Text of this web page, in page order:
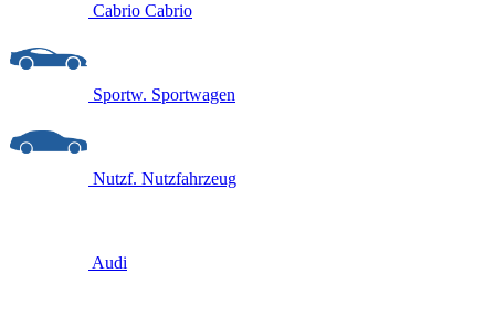
Cabrio Cabrio
Sportw. Sportwagen
Nutzf. Nutzfahrzeug
Audi